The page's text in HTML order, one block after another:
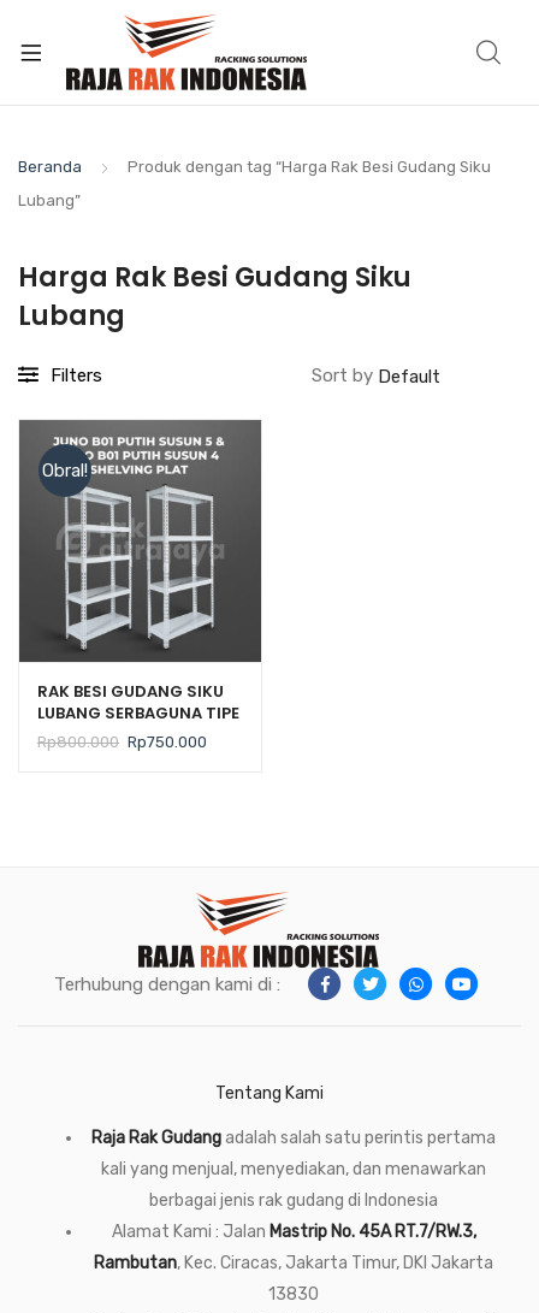
Beranda
Produk dengan tag “Harga Rak Besi Gudang Siku
Lubang”
Harga Rak Besi Gudang Siku
Lubang
Filters Sort by
Obral!
RAK BESI GUDANG SIKU
LUBANG SERBAGUNA TIPE
JUNO B01 PUTIH –
SHELVING PLAT
Rp800.000 Harga
Rp750.000
Terhubung dengan kami di :
Tentang Kami
Raja Rak Gudangadalah salah satu perintis pertama
kali yang menjual, menyediakan, dan menawarkan
berbagai jenis rak gudang di Indonesia
Alamat Kami : Jalan Mastrip No. 45A RT.7/RW.3,
Rambutan, Kec. Ciracas, Jakarta Timur, DKI Jakarta
13830